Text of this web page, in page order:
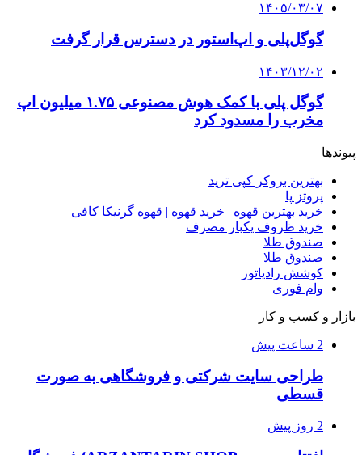
۱۴۰۵/۰۳/۰۷
گوگل‌پلی و اپ‌استور در دسترس قرار گرفت
۱۴۰۳/۱۲/۰۲
گوگل پلی با کمک هوش مصنوعی ۱.۷۵ میلیون اپ
مخرب را مسدود کرد
پیوندها
بهترین بروکر کپی ترید
پروتز پا
خرید بهترین قهوه | خرید قهوه | قهوه گرنیکا کافی
خرید ظروف یکبار مصرف
صندوق طلا
صندوق طلا
کوشش رادیاتور
وام فوری
بازار و کسب و کار
2 ساعت پیش
طراحی سایت شرکتی و فروشگاهی به صورت
قسطی
2 روز پیش